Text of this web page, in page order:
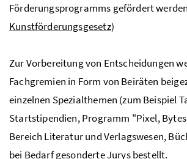
Förderungsprogramms gefördert
Kunstförderungsgesetz)
Zur Vorbereitung von Entscheidungen
Fachgremien in Form von Beiräten
einzelnen Spezialthemen (zum Beispiel
Startstipendien, Programm "Pixel,
Bereich Literatur und Verlagswesen,
bei Bedarf gesonderte Jurys bestellt.